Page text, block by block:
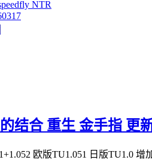
结合 重生 金手指 更
欧版TU1.051 日版TU1.0 增